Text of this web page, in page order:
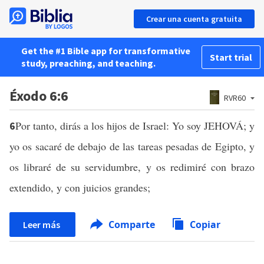
Crear una cuenta gratuita
Get the #1 Bible app for transformative
study, preaching, and teaching.
Start trial
Éxodo 6:6 RVR60
6Por tanto, dirás a los hijos de Israel: Yo soy JEHOVÁ; y
yo os sacaré de debajo de las tareas pesadas de Egipto, y
os libraré de su servidumbre, y os redimiré con brazo
extendido, y con juicios grandes;
Leer más Comparte Copiar